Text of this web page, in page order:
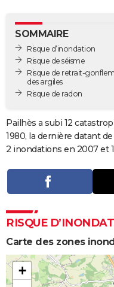
GUIDES D'ACHAT
BONS PLANS
CARTE DE VOEUX
Dictionnaire
Biographies
Citations
Expressions
Proverbes
PROGRAMME TV
Se connecter
Entreprises
Service militaire
Avis de recherche
AVIS DE DÉCÈS
FORUM
Bricolage
Lifestyle
Culture
Television
Voyage
Cinema
SOMMAIRE
Risque d’inondation
Risque de séisme
Risque de retrait-
des argiles
Risque de radon
Pailhès a subi 12
1980, la dernière datant
2 inondations en 2007 et
RISQUE
Carte des zones
+